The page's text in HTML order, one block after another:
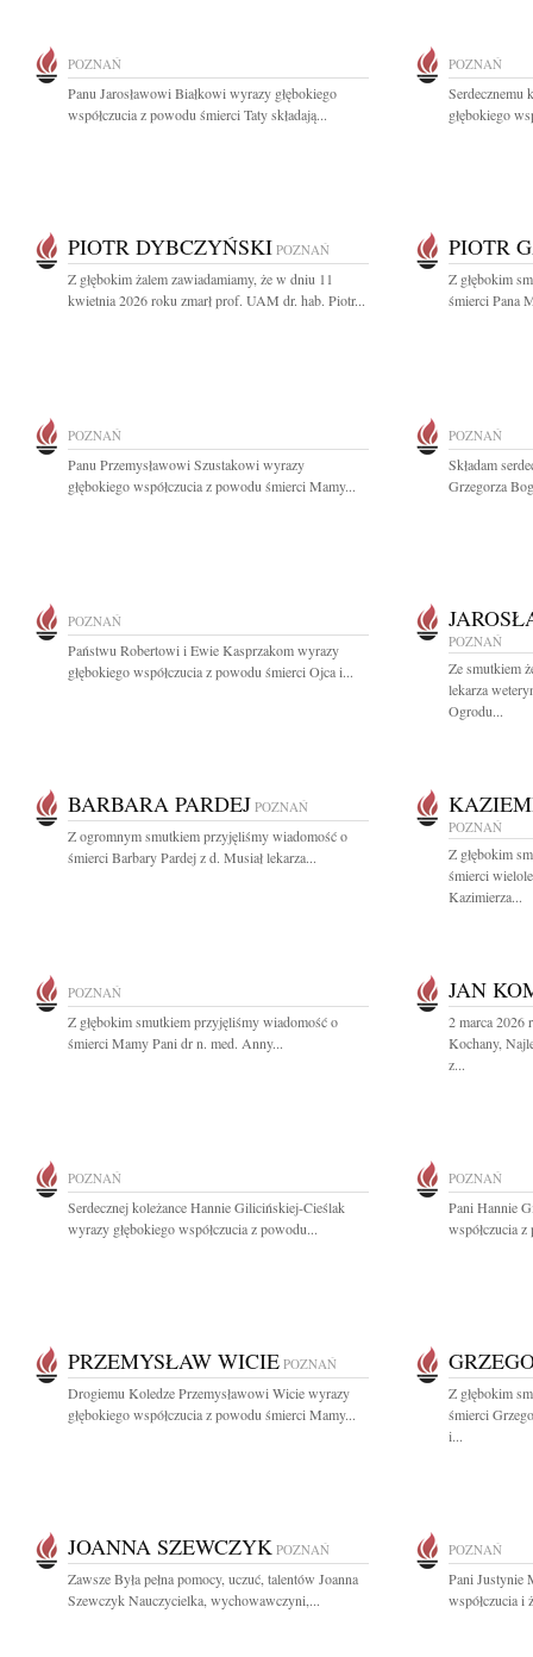
POZNAŃ
Panu Jarosławowi Białkowi wyrazy głębokiego
współczucia z powodu śmierci Taty składają...
POZNAŃ
Serdecznemu
głębokiego
PIOTR DYBCZYŃSKI POZNAŃ
Z głębokim żalem zawiadamiamy, że w dniu 11
kwietnia 2026 roku zmarł prof. UAM dr. hab. Piotr...
PIOTR
Z głębokim
śmierci Pana
POZNAŃ
Panu Przemysławowi Szustakowi wyrazy
głębokiego współczucia z powodu śmierci Mamy...
POZNAŃ
Składam
Grzegorza
POZNAŃ
Państwu Robertowi i Ewie Kasprzakom wyrazy
głębokiego współczucia z powodu śmierci Ojca i...
POZNAŃ
Ze smutkiem
lekarza
Ogrodu...
BARBARA PARDEJ POZNAŃ
Z ogromnym smutkiem przyjęliśmy wiadomość o
śmierci Barbary Pardej z d. Musiał lekarza...
POZNAŃ
Z głębokim
śmierci
Kazimierza...
POZNAŃ
Z głębokim smutkiem przyjęliśmy wiadomość o
śmierci Mamy Pani dr n. med. Anny...
JAN
2 marca 2026
Kochany,
z...
POZNAŃ
Serdecznej koleżance Hannie Gilicińskiej-Cieślak
wyrazy głębokiego współczucia z powodu...
POZNAŃ
Pani Hannie
współczucia
PRZEMYSŁAW WICIE POZNAŃ
Drogiemu Koledze Przemysławowi Wicie wyrazy
głębokiego współczucia z powodu śmierci Mamy...
Z głębokim
śmierci
i...
JOANNA SZEWCZYK POZNAŃ
Zawsze Była pełna pomocy, uczuć, talentów Joanna
Szewczyk Nauczycielka, wychowawczyni,...
POZNAŃ
Pani Justynie
współczucia i